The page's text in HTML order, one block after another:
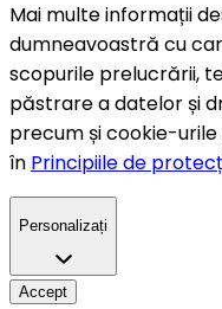
Mai multe informații
dumneavoastră cu
scopurile prelucrării,
păstrare a datelor și
precum și cookie-
în Principiile de
Personalizați
Accept